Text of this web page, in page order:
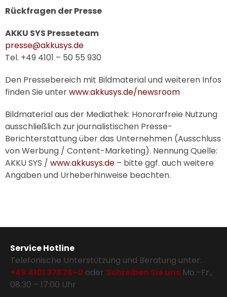
Rückfragen der Presse
AKKU SYS Presseteam
presse@akkusys.de
Tel. +49 4101 – 50 55 930
Den Pressebereich mit Bildmaterial und weiteren Infos
finden Sie unterwww.akkusys.de/newsroom
Bildmaterial aus der Mediathek: Honorarfreie Nutzung
ausschließlich zur journalistischen Presse-
Berichterstattung über das Unternehmen (Ausschluss
von Werbung / Content-Marketing). Nennung Quelle:
AKKU SYS / www.akkusys.de – bitte ggf. auch weitere
Angaben und Urheberhinweise beachten.
Service Hotline
Telefonische Unterstützung und Beratung unter:
+49 4101 37676-0 oder Schreiben Sie uns Mo.–Fr.,
08:30 – 17:00 Uhr